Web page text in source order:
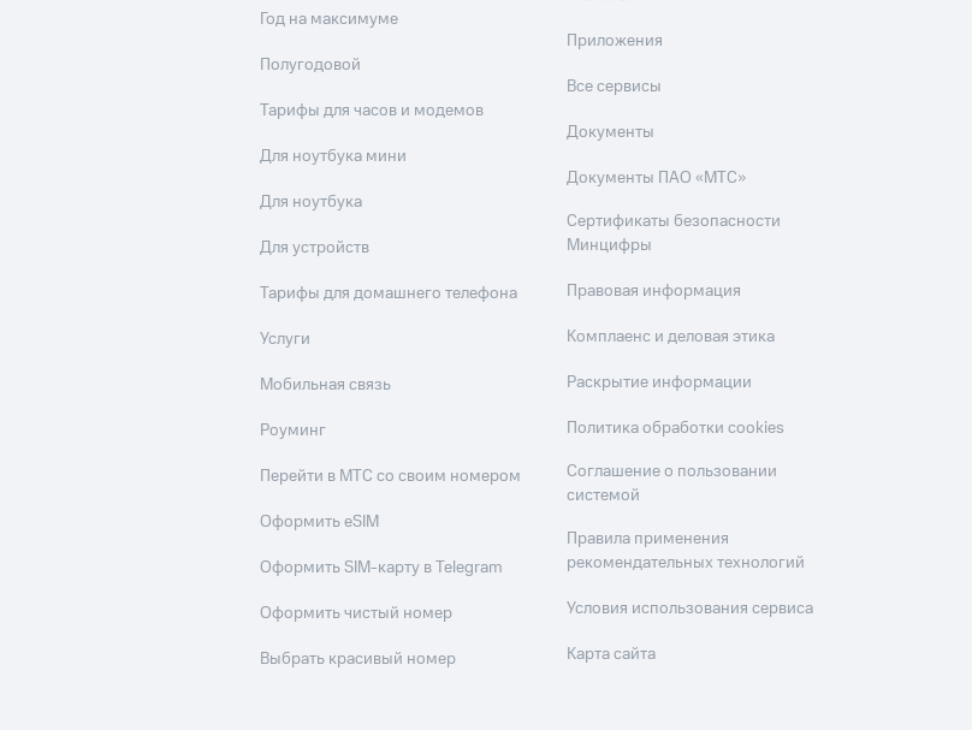
Год на максимуме
Полугодовой
Тарифы для часов и модемов
Для ноутбука мини
Для ноутбука
Для устройств
Тарифы для домашнего телефона
Услуги
Мобильная связь
Роуминг
Перейти в МТС со своим номером
Оформить eSIM
Оформить SIM-карту в Telegram
Оформить чистый номер
Выбрать красивый номер
Приложения
Все сервисы
Документы
Документы ПАО «МТС»
Сертификаты безопасности
Минцифры
Правовая информация
Комплаенс и деловая этика
Раскрытие информации
Политика обработки cookies
Соглашение о пользовании
системой
Правила применения
рекомендательных технологий
Условия использования сервиса
Карта сайта